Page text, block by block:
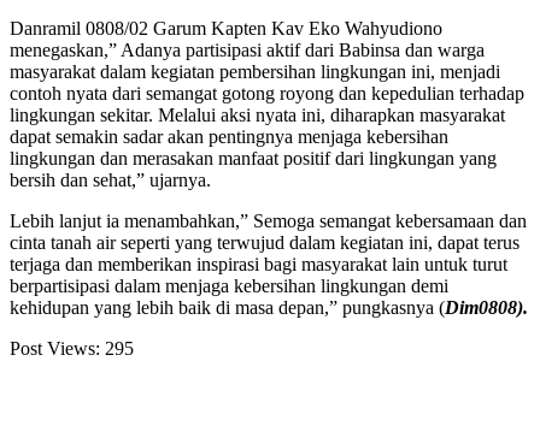
Danramil 0808/02 Garum Kapten Kav Eko Wahyudiono
menegaskan,” Adanya partisipasi aktif dari Babinsa dan warga
masyarakat dalam kegiatan pembersihan lingkungan ini, menjadi
contoh nyata dari semangat gotong royong dan kepedulian terhadap
lingkungan sekitar. Melalui aksi nyata ini, diharapkan masyarakat
dapat semakin sadar akan pentingnya menjaga kebersihan
lingkungan dan merasakan manfaat positif dari lingkungan yang
bersih dan sehat,” ujarnya.
Lebih lanjut ia menambahkan,” Semoga semangat kebersamaan dan
cinta tanah air seperti yang terwujud dalam kegiatan ini, dapat terus
terjaga dan memberikan inspirasi bagi masyarakat lain untuk turut
berpartisipasi dalam menjaga kebersihan lingkungan demi
kehidupan yang lebih baik di masa depan,” pungkasnya (Dim0808).
Post Views: 295